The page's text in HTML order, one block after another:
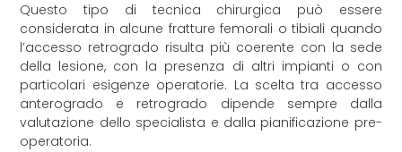
Questo tipo di tecnica chirurgica può essere
considerata in alcune fratture femorali o tibiali quando
l’accesso retrogrado risulta più coerente con la sede
della lesione, con la presenza di altri impianti o con
particolari esigenze operatorie. La scelta tra accesso
anterogrado e retrogrado dipende sempre dalla
valutazione dello specialista e dalla pianificazione pre-
operatoria.